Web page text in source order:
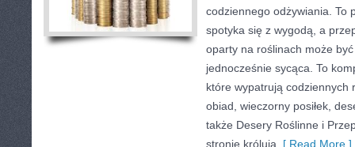
codziennego odżywiania. To
spotyka się z wygodą, a
oparty na roślinach może
jednocześnie sycąca. To
które wypatrują codziennych
obiad, wieczorny posiłek,
także Desery Roślinne i
stronie królują [ Read More ]